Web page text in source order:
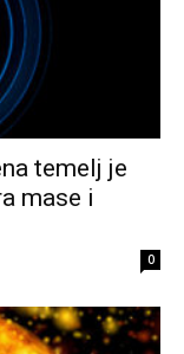
temelj je
mase i
0